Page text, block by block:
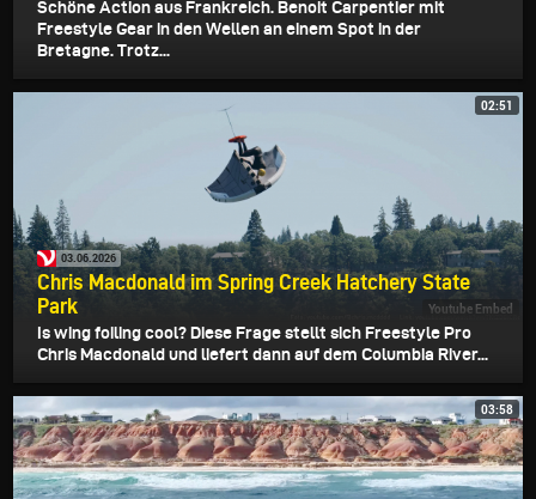
Schöne Action aus Frankreich. Benoit Carpentier mit
Freestyle Gear in den Wellen an einem Spot in der
Bretagne. Trotz...
02:51
Youtube Embed
03.06.2026
Chris Macdonald im Spring Creek Hatchery State
Park
Is wing foiling cool? Diese Frage stellt sich Freestyle Pro
Chris Macdonald und liefert dann auf dem Columbia River...
03:58